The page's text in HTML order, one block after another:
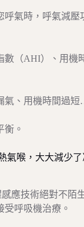
氣時，呼氣減
（AHI）、用機
、用機時間過
衡。
喉，大大減少
應技術絕對不陌
呼吸機治療。